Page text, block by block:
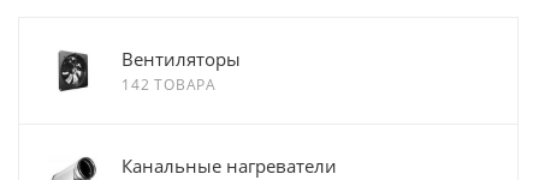
Вентиляторы
142 ТОВАРА
Канальные нагреватели